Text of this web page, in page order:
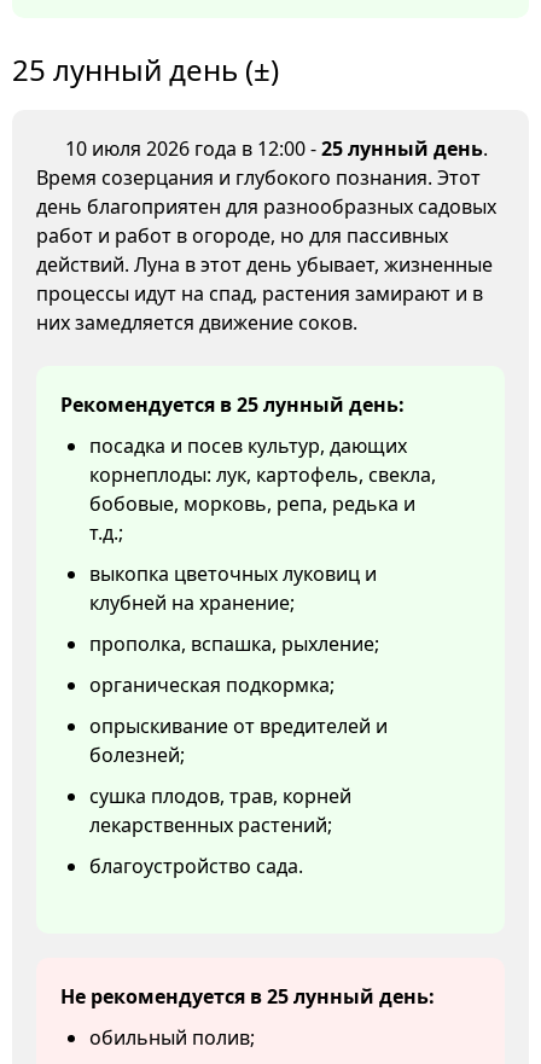
25 лунный день (±)
10 июля 2026 года в 12:00 -25 лунный день.
Время созерцания и глубокого познания. Этот
день благоприятен для разнообразных садовых
работ и работ в огороде, но для пассивных
действий. Луна в этот день убывает, жизненные
процессы идут на спад, растения замирают и в
них замедляется движение соков.
Рекомендуется в 25 лунный день:
посадка и посев культур, дающих
корнеплоды: лук, картофель, свекла,
бобовые, морковь, репа, редька и
т.д.;
выкопка цветочных луковиц и
клубней на хранение;
прополка, вспашка, рыхление;
органическая подкормка;
опрыскивание от вредителей и
болезней;
сушка плодов, трав, корней
лекарственных растений;
благоустройство сада.
Не рекомендуется в 25 лунный день:
обильный полив;